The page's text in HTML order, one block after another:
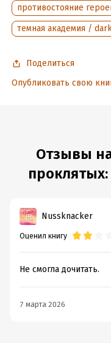
противостояние
темная академия /
Поделиться
Опубликовать свою
Отзывы
Nussknacker
Оценил книгу
Не смогла дочитать.
7 марта 2026